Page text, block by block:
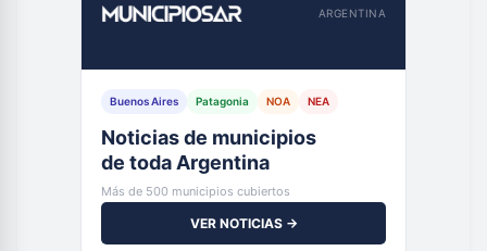
ARGENTINA
Buenos Aires Patagonia NOA NEA
Noticias de municipios
de toda Argentina
Más de 500 municipios cubiertos
VER NOTICIAS →